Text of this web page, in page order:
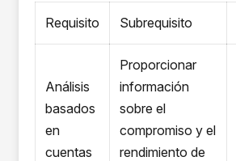
Requisito Subrequisito
Análisis
basados
en
cuentas
Proporcionar
información
sobre el
compromiso y el
rendimiento de